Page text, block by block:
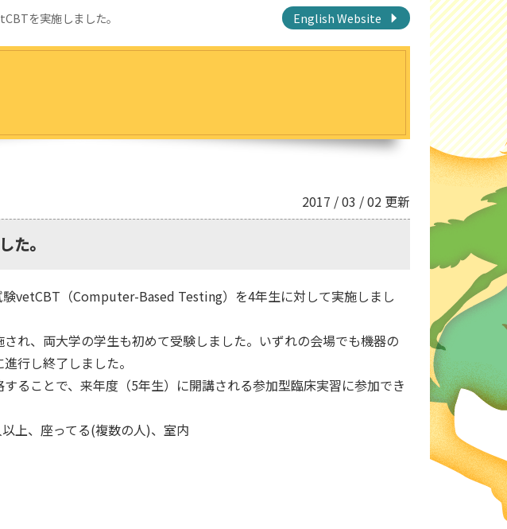
を実施しました。 English Website
2017 / 03 / 02 更新
た。
vetCBT（Computer-Based Testing）を4年生に対して実施しまし
れ、両大学の学生も初めて受験しました。いずれの会場でも機器の
行し終了しました。
ることで、来年度（5年生）に開講される参加型臨床実習に参加でき